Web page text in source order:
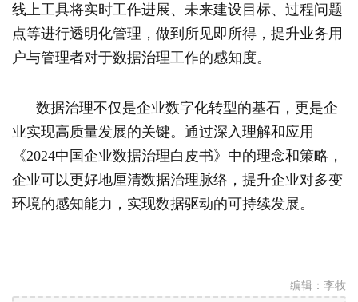
线上工具将实时工作进展、未来建设目标、过程问题
点等进行透明化管理，做到所见即所得，提升业务用
户与管理者对于数据治理工作的感知度。
数据治理不仅是企业数字化转型的基石，更是企
业实现高质量发展的关键。通过深入理解和应用
《2024中国企业数据治理白皮书》中的理念和策略，
企业可以更好地厘清数据治理脉络，提升企业对多变
环境的感知能力，实现数据驱动的可持续发展。
编辑： 李牧